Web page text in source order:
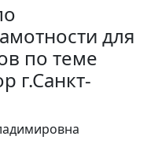
для
по теме
г.Санкт-